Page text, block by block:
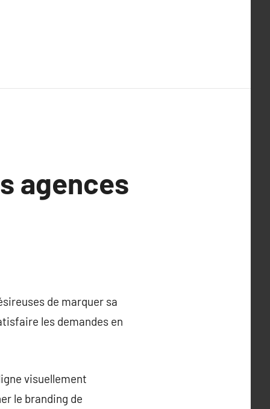
agences
de marquer sa
les demandes en
visuellement
le branding de